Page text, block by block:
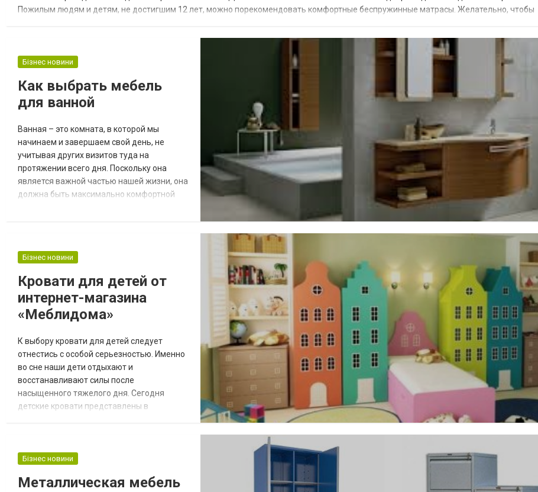
Пожилым людям и детям, не достигшим 12 лет, можно порекомендовать комфортные беспружинные матрасы. Желательно, чтобы
Бізнес новини
Как выбрать мебель
для ванной
Ванная – это комната, в которой мы
начинаем и завершаем свой день, не
учитывая других визитов туда на
протяжении всего дня. Поскольку она
является важной частью нашей жизни, она
должна быть максимально комфортной
такой комплект мебели для ванной можно
доступно изготовление мебели на...
Бізнес новини
Кровати для детей от
интернет-магазина
«Меблидома»
К выбору кровати для детей следует
отнестись с особой серьезностью. Именно
во сне наши дети отдыхают и
восстанавливают силы после
насыщенного тяжелого дня. Сегодня
детские кровати представлены в
«Меблидома» предлагает рассмотреть
мебельных конструкций. Большой выбор
Бізнес новини
Металлическая мебель